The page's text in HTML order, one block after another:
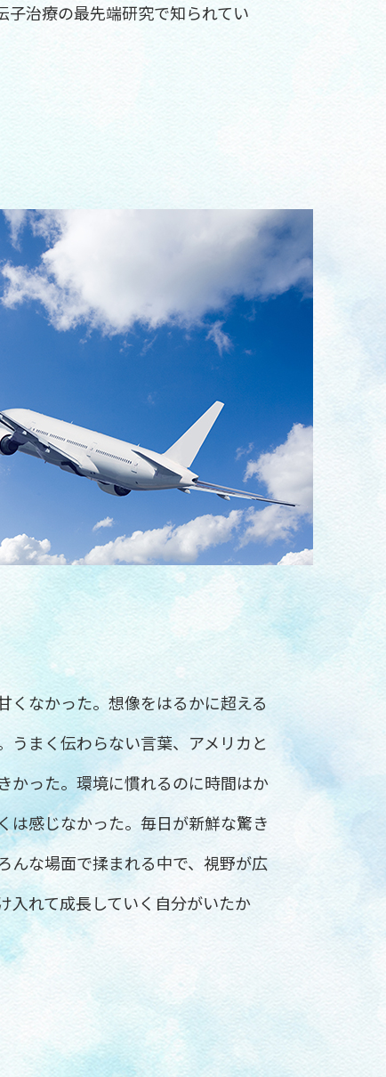
子治療の最先端研究で知られてい
くなかった。想像をはるかに超える
うまく伝わらない言葉、アメリカと
かった。環境に慣れるのに時間はか
は感じなかった。毎日が新鮮な驚き
んな場面で揉まれる中で、視野が広
入れて成長していく自分がいたか